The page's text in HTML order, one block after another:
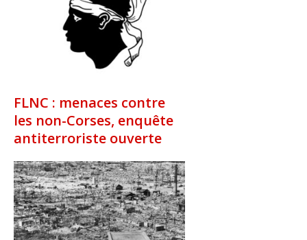
FLNC : menaces contre
les non-Corses, enquête
antiterroriste ouverte